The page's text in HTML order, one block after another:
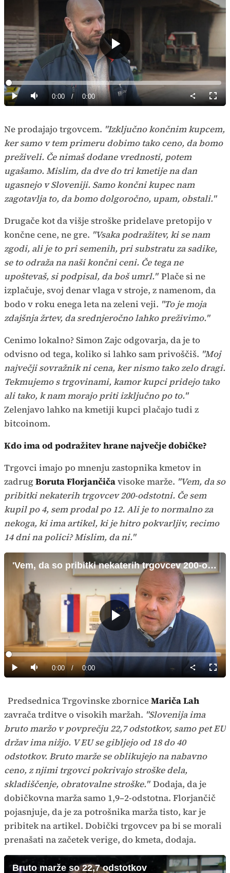
Predvajaj
PredvajajTiho Current
0:00 / Duration
0:00
Loaded:
0%
način
Ne prodajajo trgovcem. "Izključno končnim kupcem,
ker samo v tem primeru dobimo tako ceno, da bomo
preživeli. Če nimaš dodane vrednosti, potem
ugašamo. Mislim, da dve do tri kmetije na dan
ugasnejo v Sloveniji. Samo končni kupec nam
zagotavlja to, da bomo dolgoročno, upam, obstali."
Drugače kot da višje stroške pridelave pretopijo v
končne cene, ne gre. "Vsaka podražitev, ki se nam
zgodi, ali je to pri semenih, pri substratu za sadike,
se to odraža na naši končni ceni. Če tega ne
upoštevaš, si podpisal, da boš umrl." Plače si ne
izplačuje, svoj denar vlaga v stroje, z namenom, da
bodo v roku enega leta na zeleni veji. "To je moja
zdajšnja žrtev, da srednjeročno lahko preživimo."
Cenimo lokalno? Simon Zajc odgovarja, da je to
odvisno od tega, koliko si lahko sam privoščiš. "Moj
največji sovražnik ni cena, ker nismo tako zelo dragi.
Tekmujemo s trgovinami, kamor kupci pridejo tako
ali tako, k nam morajo priti izključno po to."
Zelenjavo lahko na kmetiji kupci plačajo tudi z
bitcoinom.
Kdo ima od podražitev hrane največje dobičke?
Trgovci imajo po mnenju zastopnika kmetov in
zadrugBoruta Florjančičavisoke marže. "Vem, da so
pribitki nekaterih trgovcev 200-odstotni. Če sem
kupil po 4, sem prodal po 12. Ali je to normalno za
nekoga, ki ima artikel, ki je hitro pokvarljiv, recimo
14 dni na polici? Mislim, da ni."
'Vem, da so pribitki nekaterih trgovcev 200-odstotni'
Predvajaj
Predvajaj
Tiho Current
0:00 / Duration
0:00
Loaded:
0%
način
Predsednica Trgovinske zborniceMariča Lah
zavrača trditve o visokih maržah. "Slovenija ima
bruto maržo v povprečju 22,7 odstotkov, samo pet EU
držav ima nižjo. V EU se gibljejo od 18 do 40
odstotkov. Bruto marže se oblikujejo na nabavno
ceno, z njimi trgovci pokrivajo stroške dela,
skladiščenje, obratovalne stroške." Dodaja, da je
dobičkovna marža samo 1,9–2-odstotna. Florjančič
pojasnjuje, da je za potrošnika marža tisto, kar je
pribitek na artikel. Dobički trgovcev pa bi se morali
prenašati na začetek verige, do kmeta, dodaja.
Bruto marže so 22,7 odstotkov